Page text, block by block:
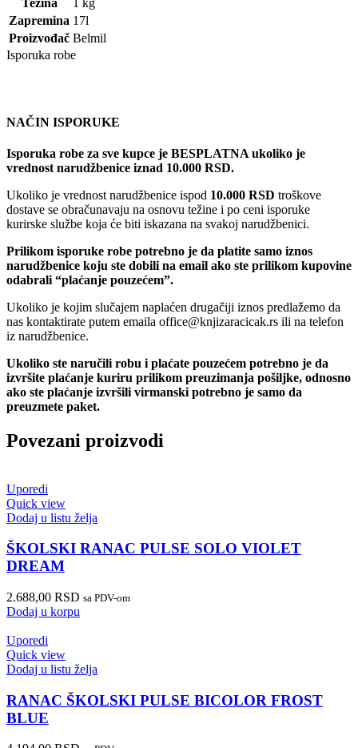
Zapremina 17l
Proizvođač Belmil
Isporuka robe
NAČIN ISPORUKE
Isporuka robe za sve kupce je BESPLATNA ukoliko je
vrednost narudžbenice iznad 10.000 RSD.
Ukoliko je vrednost narudžbenice ispod 10.000 RSD troškove
dostave se obračunavaju na osnovu težine i po ceni isporuke
kurirske službe koja će biti iskazana na svakoj narudžbenici.
Prilikom isporuke robe potrebno je da platite samo iznos
narudžbenice koju ste dobili na email ako ste prilikom kupovine
odabrali “plaćanje pouzećem”.
Ukoliko je kojim slučajem naplaćen drugačiji iznos predlažemo da
nas kontaktirate putem emaila office@knjizaracicak.rs ili na telefon
iz narudžbenice.
Ukoliko ste naručili robu i plaćate pouzećem potrebno je da
izvršite plaćanje kuriru prilikom preuzimanja pošiljke, odnosno
ako ste plaćanje izvršili virmanski potrebno je samo da
preuzmete paket.
Povezani proizvodi
Uporedi
Quick view
Dodaj u listu želja
ŠKOLSKI RANAC PULSE SOLO VIOLET
DREAM
2.688,00 RSD sa PDV-om
Dodaj u korpu
Uporedi
Quick view
Dodaj u listu želja
RANAC ŠKOLSKI PULSE BICOLOR FROST
BLUE